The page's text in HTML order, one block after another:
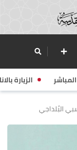
الزيارة
البُلداجي